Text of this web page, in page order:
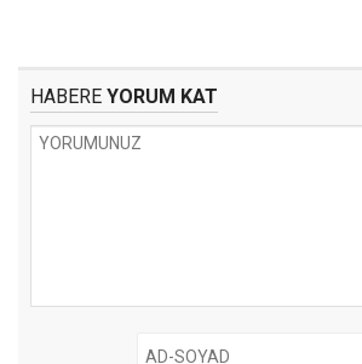
HABERE YORUM KAT